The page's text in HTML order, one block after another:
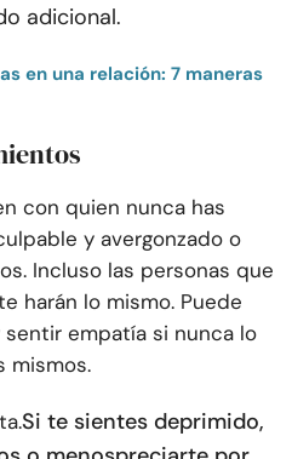
adicional.
en una relación: 7 maneras
con quien nunca has
y avergonzado o
Incluso las personas que
harán lo mismo. Puede
empatía si nunca lo
mismos.
Si te sientes deprimido,